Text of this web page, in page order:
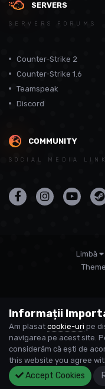
SERVERS
SERVERS FORUMS
Counter-Strike 2
Counter-Strike 1.6
Teamspeak
Discord
COMMUNITY
SOCIAL MEDIA
Limbă
Informații
Am plasat cookie-uri pe
navigarea pe acest site.
considerăm că ești de
this website you agree
Accept Cookies